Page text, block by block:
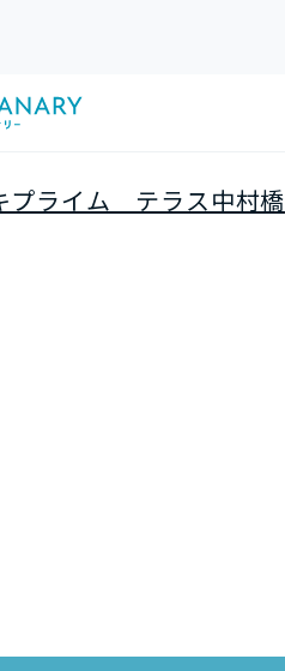
プライム テラス中村橋